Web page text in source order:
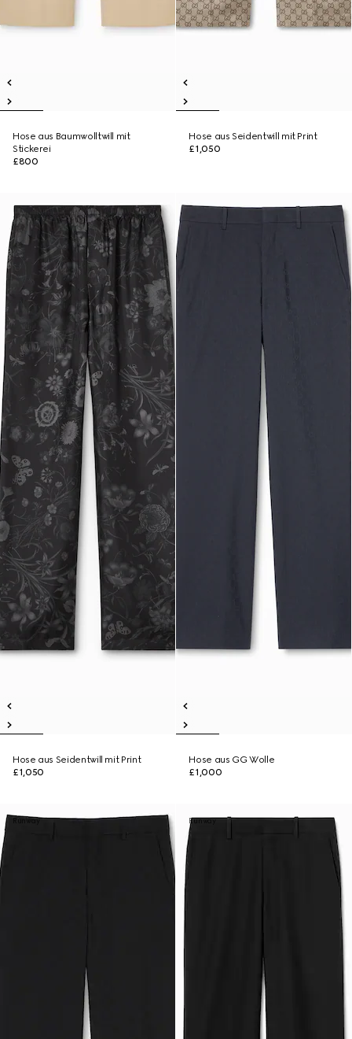
Hose aus Baumwolltwill mit
Stickerei
£800
Hose aus Seidentwill mit Print
£1,050
Hose aus Seidentwill mit Print
£1,050
Hose aus GG Wolle
£1,000
Runway Runway